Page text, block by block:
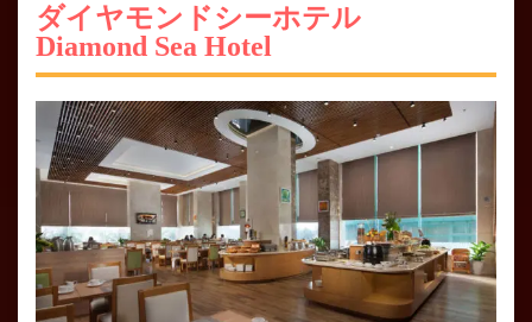
ダイヤモンドシーホテル
Diamond Sea Hotel